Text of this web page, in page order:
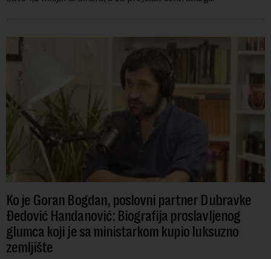
Ko je Goran Bogdan, poslovni partner Dubravke
Đedović Handanović: Biografija proslavljenog
glumca koji je sa ministarkom kupio luksuzno
zemljište